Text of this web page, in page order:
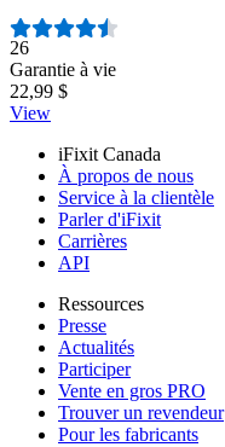
Nombre d'avis :
26
Garantie à vie
22,99 $
View
iFixit Canada
À propos de nous
Service à la clientèle
Parler d'iFixit
Carrières
API
Ressources
Presse
Actualités
Participer
Vente en gros PRO
Trouver un revendeur
Pour les fabricants